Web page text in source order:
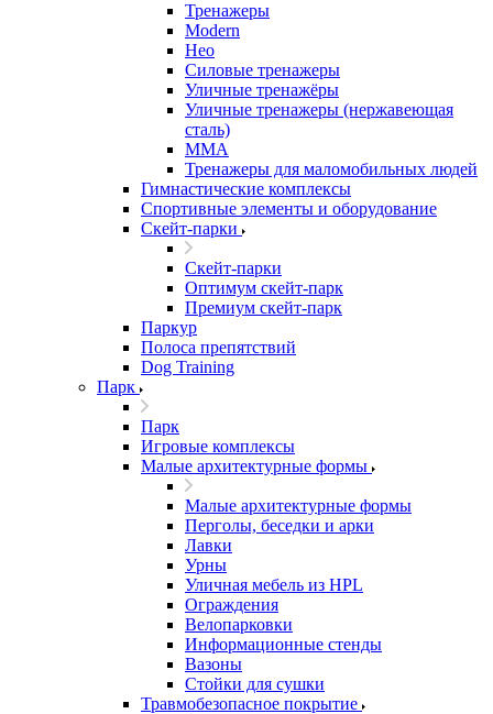
Тренажеры
Modern
Нео
Силовые тренажеры
Уличные тренажёры
Уличные тренажеры (нержавеющая
сталь)
ММА
Тренажеры для маломобильных людей
Гимнастические комплексы
Спортивные элементы и оборудование
Скейт-парки
Скейт-парки
Оптимум скейт-парк
Премиум скейт-парк
Паркур
Полоса препятствий
Dog Training
Парк
Парк
Игровые комплексы
Малые архитектурные формы
Малые архитектурные формы
Перголы, беседки и арки
Лавки
Урны
Уличная мебель из HPL
Ограждения
Велопарковки
Информационные стенды
Вазоны
Стойки для сушки
Травмобезопасное покрытие